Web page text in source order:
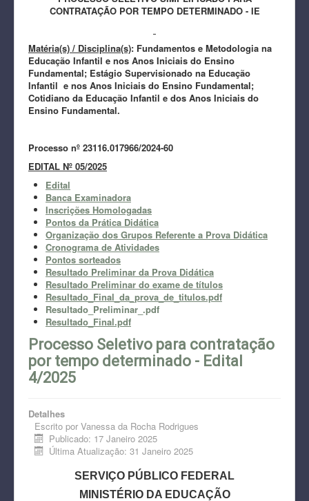
CONTRATAÇÃO POR TEMPO DETERMINADO - IE
Matéria(s) / Disciplina(s): Fundamentos e Metodologia na
Educação Infantil e nos Anos Iniciais do Ensino
Fundamental; Estágio Supervisionado na Educação
Infantil e nos Anos Iniciais do Ensino Fundamental;
Cotidiano da Educação Infantil e dos Anos Iniciais do
Ensino Fundamental.
Processo nº 23116.017966/2024-60
EDITAL Nº 05/2025
Edital
Banca Examinadora
Inscrições Homologadas
Pontos da Prática Didática
Organização dos Grupos Referente a Prova Didática
Cronograma de Atividades
Pontos sorteados
Resultado Preliminar da Prova Didática
Resultado Preliminar do exame de títulos
Resultado_Final_da_prova_de_titulos.pdf
Resultado_Preliminar_.pdf
Resultado_Final.pdf
Processo Seletivo para contratação
por tempo determinado - Edital
4/2025
Detalhes
Escrito por Vanessa da Rocha Rodrigues
Publicado: 17 Janeiro 2025
Última Atualização: 31 Janeiro 2025
SERVIÇO PÚBLICO FEDERAL
MINISTÉRIO DA EDUCAÇÃO